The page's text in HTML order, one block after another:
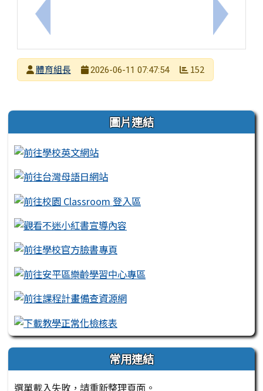
上一筆：檢送台南市115年度青少年認識國防書藝比
下一筆：
發布者
體育組長
2026-06-11 07:47:54 152
左邊區域內容 圖片連結
常用連結
選單載入失敗，請重新整理頁面。